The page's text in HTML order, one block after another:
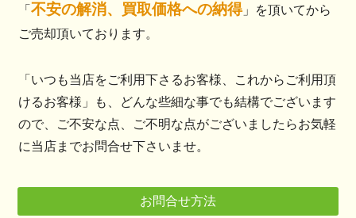
「不安の解消、買取価格への納得」を頂いてから
ご売却頂いております。
「いつも当店をご利用下さるお客様、これからご利用頂
けるお客様」も、どんな些細な事でも結構でございます
ので、ご不安な点、ご不明な点がございましたらお気軽
に当店までお問合せ下さいませ。
お問合せ方法